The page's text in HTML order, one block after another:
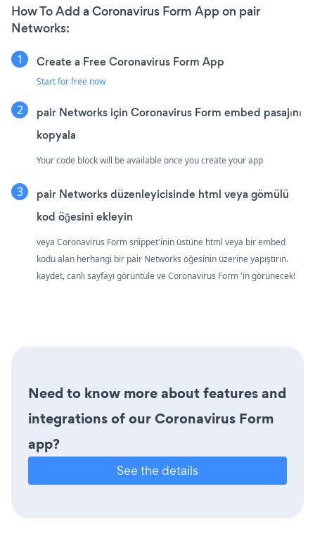
How To Add a Coronavirus Form App on pair
Networks:
Create a Free Coronavirus Form App
Start for free now
pair Networks için Coronavirus Form embed pasajını
kopyala
Your code block will be available once you create your app
pair Networks düzenleyicisinde html veya gömülü
kod öğesini ekleyin
veya Coronavirus Form snippet'inin üstüne html veya bir embed
kodu alan herhangi bir pair Networks öğesinin üzerine yapıştırın.
kaydet, canlı sayfayı görüntüle ve Coronavirus Form 'in görünecek!
Need to know more about features and
integrations of our Coronavirus Form
app?
See the details